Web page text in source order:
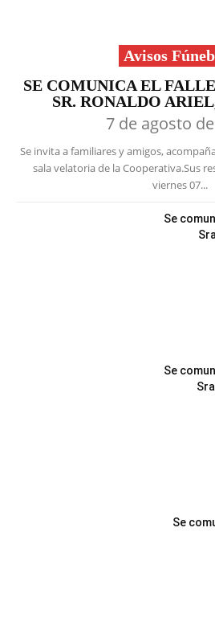
Avisos
SE COMUNICA EL
SR. RONALDO
7 de agosto
Se invita a familiares y amigos,
sala velatoria de la Cooperativa.Sus
viernes 07...
Se
Se
Se